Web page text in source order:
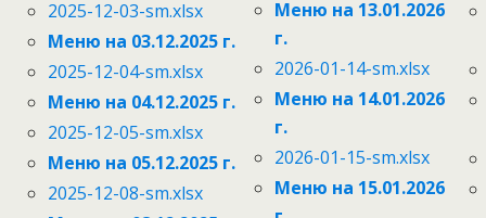
2025-12-03-sm.xlsx
Меню на 03.12.2025 г.
2025-12-04-sm.xlsx
Меню на 04.12.2025 г.
2025-12-05-sm.xlsx
Меню на 05.12.2025 г.
2025-12-08-sm.xlsx
Меню на 13.01.2026
г.
2026-01-14-sm.xlsx
Меню на 14.01.2026
г.
2026-01-15-sm.xlsx
Меню на 15.01.2026